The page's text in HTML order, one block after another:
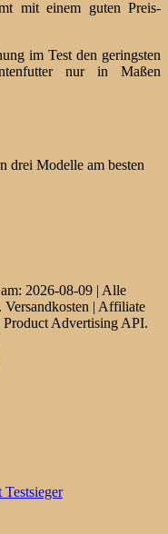
mit einem guten Preis-
im Test den geringsten
nur in Maßen
drei Modelle am besten
2026-08-09 | Alle
| Affiliate
Advertising API.